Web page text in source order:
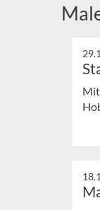
Mit